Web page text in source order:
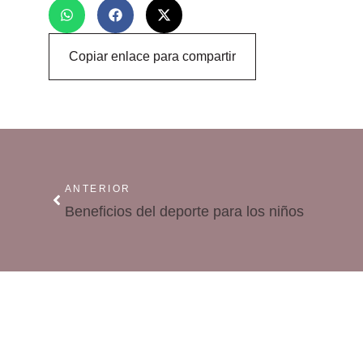
Copiar enlace para compartir
ANTERIOR
Beneficios del deporte para los niños